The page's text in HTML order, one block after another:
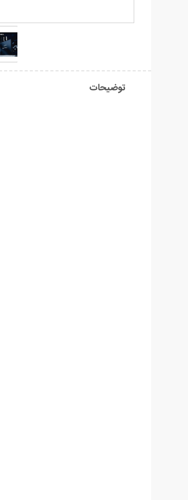
توضیحات